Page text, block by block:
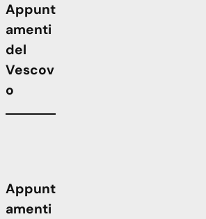
Appunt
amenti
del
Vescov
o
Appunt
amenti